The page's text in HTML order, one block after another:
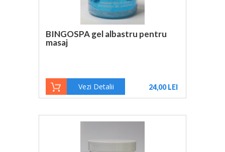
BINGOSPA gel albastru pentru
masaj
Vezi Detalii 24,00 LEI